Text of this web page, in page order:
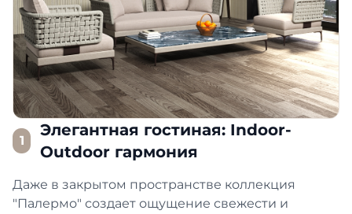
1
Элегантная гостиная: Indoor-
Outdoor гармония
Даже в закрытом пространстве коллекция
"Палермо" создает ощущение свежести и